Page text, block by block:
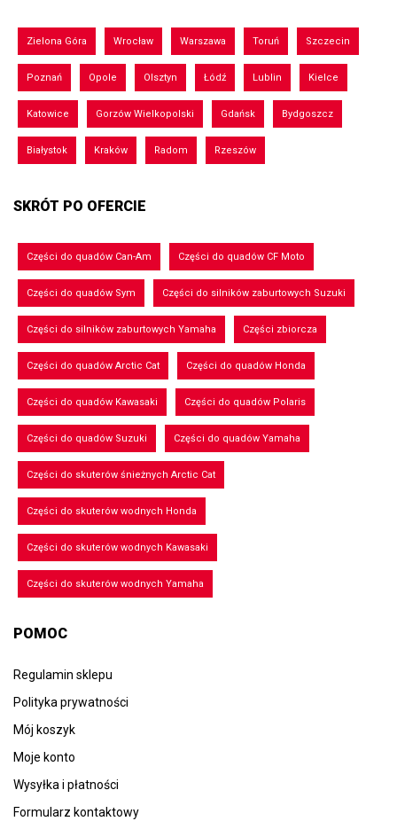
Zielona Góra Wrocław Warszawa Toruń Szczecin
Poznań Opole Olsztyn Łódź Lublin Kielce
Katowice Gorzów Wielkopolski Gdańsk Bydgoszcz
Białystok Kraków Radom Rzeszów
SKRÓT PO OFERCIE
Części do quadów Can-Am Części do quadów CF Moto
Części do quadów Sym Części do silników zaburtowych Suzuki
Części do silników zaburtowych Yamaha Części zbiorcza
Części do quadów Arctic Cat Części do quadów Honda
Części do quadów Kawasaki Części do quadów Polaris
Części do quadów Suzuki Części do quadów Yamaha
Części do skuterów śnieżnych Arctic Cat
Części do skuterów wodnych Honda
Części do skuterów wodnych Kawasaki
Części do skuterów wodnych Yamaha
POMOC
Regulamin sklepu
Polityka prywatności
Mój koszyk
Moje konto
Wysyłka i płatności
Formularz kontaktowy